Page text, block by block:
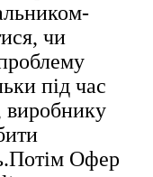
чи
під час
виробнику
Офер